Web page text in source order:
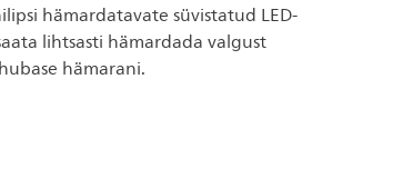
hämardatavate süvistatud LED-
lihtsasti hämardada valgust
hämarani.